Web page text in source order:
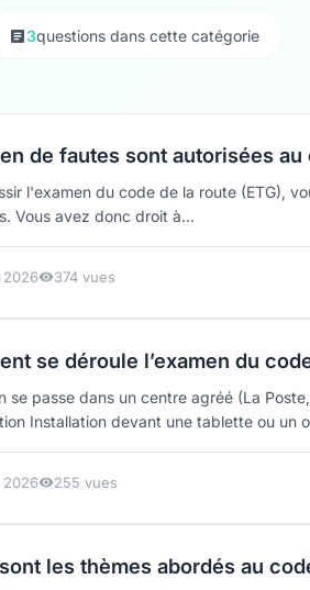
3questions dans cette catégorie
de fautes sont autorisées au
l'examen du code de la route (ETG),
Vous avez donc droit à...
2026 374 vues
se déroule l’examen du
se passe dans un centre agréé (La
Installation devant une tablette ou un
2026 255 vues
les thèmes abordés au